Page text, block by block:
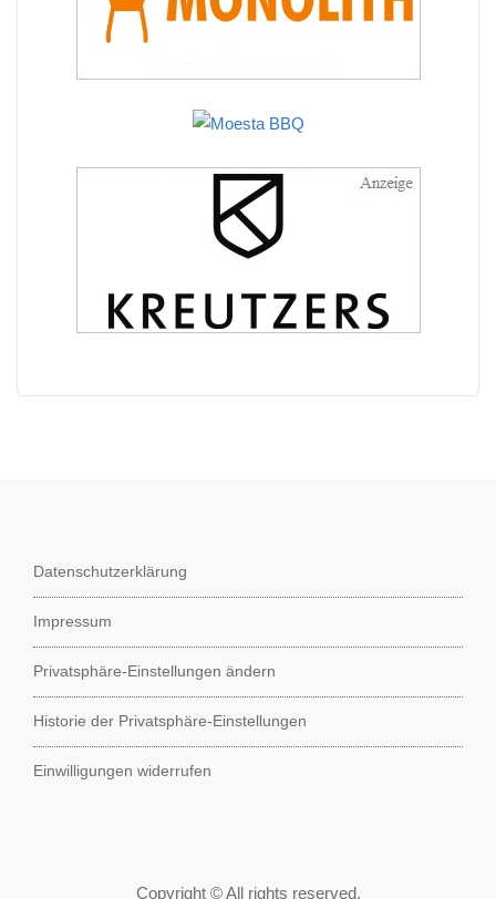
Datenschutzerklärung
Impressum
Privatsphäre-Einstellungen ändern
Historie der Privatsphäre-Einstellungen
Einwilligungen widerrufen
Copyright © All rights reserved.